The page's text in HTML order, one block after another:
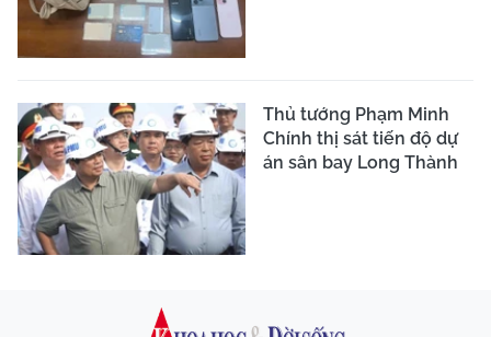
Thủ tướng Phạm Minh
Chính thị sát tiến độ dự
án sân bay Long Thành